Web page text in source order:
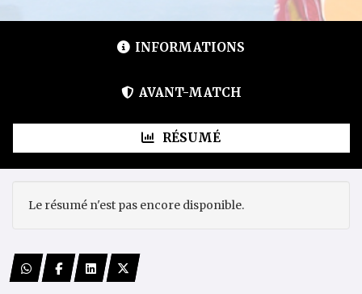
INFORMATIONS
AVANT-MATCH
RÉSUMÉ
Le résumé n'est pas encore disponible.